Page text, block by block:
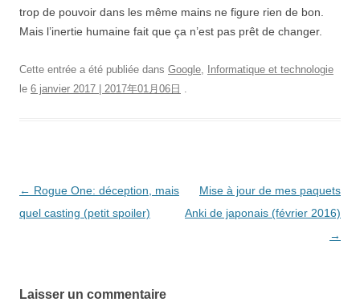
trop de pouvoir dans les même mains ne figure rien de bon.
Mais l’inertie humaine fait que ça n’est pas prêt de changer.
Cette entrée a été publiée dans Google
Informatique et technologie
le 6 janvier 2017 | 2017年01月06日
Navigation
des
← Rogue One: déception, mais
quel casting (petit spoiler)
Mise à jour de mes paquets
Anki de japonais (février 2016)
→
Laisser un commentaire